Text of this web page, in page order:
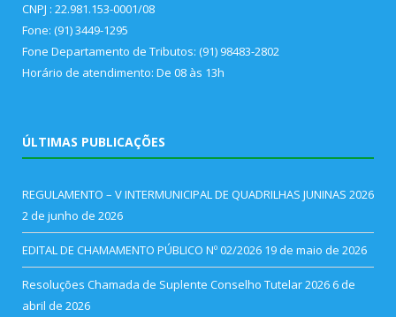
CNPJ : 22.981.153-0001/08
Fone: (91) 3449-1295
Fone Departamento de Tributos: (91) 98483-2802
Horário de atendimento: De 08 às 13h
ÚLTIMAS PUBLICAÇÕES
REGULAMENTO – V INTERMUNICIPAL DE QUADRILHAS JUNINAS 2026
2 de junho de 2026
EDITAL DE CHAMAMENTO PÚBLICO Nº 02/2026 19 de maio de 2026
Resoluções Chamada de Suplente Conselho Tutelar 2026 6 de
abril de 2026